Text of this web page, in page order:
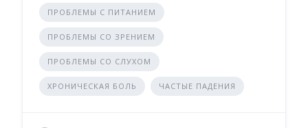
ПРОБЛЕМЫ С ПИТАНИЕМ
ПРОБЛЕМЫ СО ЗРЕНИЕМ
ПРОБЛЕМЫ СО СЛУХОМ
ХРОНИЧЕСКАЯ БОЛЬ ЧАСТЫЕ ПАДЕНИЯ